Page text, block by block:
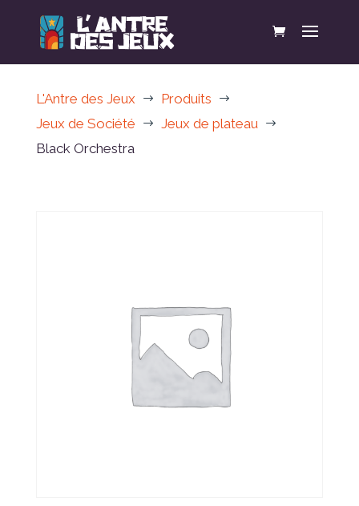
L'Antre des Jeux $ Produits $
Jeux de Société $ Jeux de plateau $
Black Orchestra